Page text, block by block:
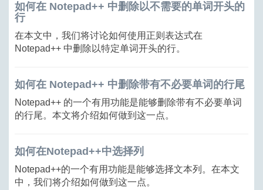
如何在 Notepad++ 中删除以不需要的单词开头的
行
在本文中，我们将讨论如何使用正则表达式在
Notepad++ 中删除以特定单词开头的行。
如何在 Notepad++ 中删除带有不必要单词的行尾
Notepad++ 的一个有用功能是能够删除带有不必要单词
的行尾。本文将介绍如何做到这一点。
如何在Notepad++中选择列
Notepad++的一个有用功能是能够选择文本列。在本文
中，我们将介绍如何做到这一点。